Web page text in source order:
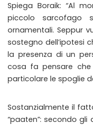
Spiega Boraik: “Al
piccolo sarcofago
ornamentali. Seppur
sostegno dell’ipotesi
la presenza di un
cosa fa pensare
particolare le spoglie
Sostanzialmente il
“paaten”: secondo gli